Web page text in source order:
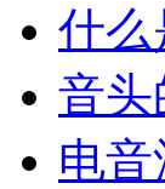
什么
音头
电